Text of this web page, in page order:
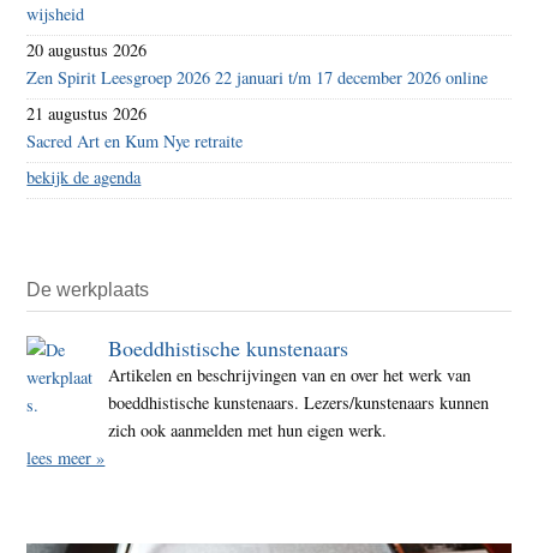
wijsheid
20 augustus 2026
Zen Spirit Leesgroep 2026 22 januari t/m 17 december 2026 online
21 augustus 2026
Sacred Art en Kum Nye retraite
bekijk de agenda
De werkplaats
Boeddhistische kunstenaars
Artikelen en beschrijvingen van en over het werk van
boeddhistische kunstenaars. Lezers/kunstenaars kunnen
zich ook aanmelden met hun eigen werk.
lees meer »